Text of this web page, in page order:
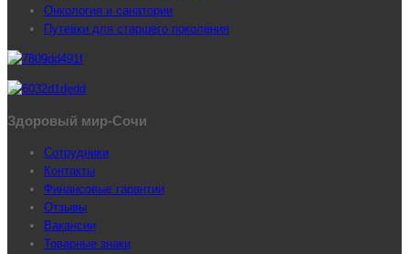
Онкология и санатории
Путевки для старшего поколения
Здоровый мир-Сочи
Сотрудники
Контакты
Финансовые гарантии
Отзывы
Вакансии
Товарные знаки